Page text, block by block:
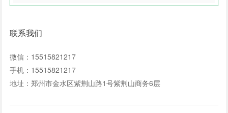
联系我们
微信：15515821217
手机：15515821217
地址：郑州市金水区紫荆山路1号紫荆山商务6层